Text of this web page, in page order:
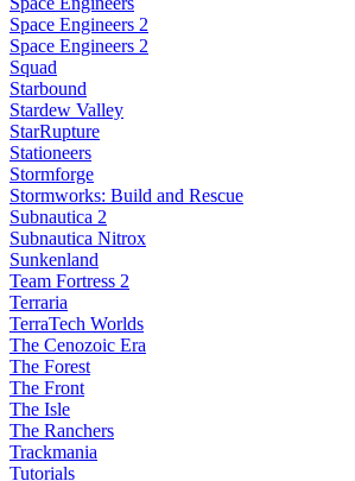
Space Engineers 2
Space Engineers 2
Squad
Starbound
Stardew Valley
StarRupture
Stationeers
Stormforge
Stormworks: Build and Rescue
Subnautica 2
Subnautica Nitrox
Sunkenland
Team Fortress 2
Terraria
TerraTech Worlds
The Cenozoic Era
The Forest
The Front
The Isle
The Ranchers
Trackmania
Tutorials